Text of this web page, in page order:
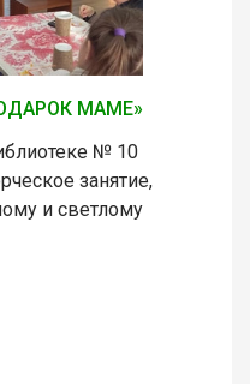
МАМЕ»
№ 10
занятие,
и светлому